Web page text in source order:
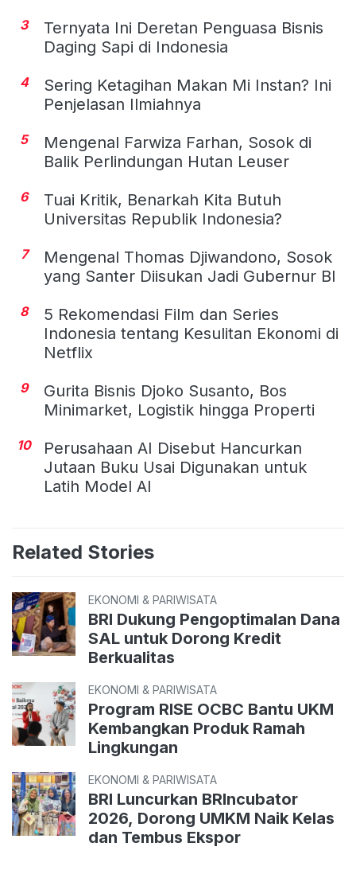
3
Ternyata Ini Deretan Penguasa Bisnis
Daging Sapi di Indonesia
4
Sering Ketagihan Makan Mi Instan? Ini
Penjelasan Ilmiahnya
5
Mengenal Farwiza Farhan, Sosok di
Balik Perlindungan Hutan Leuser
6
Tuai Kritik, Benarkah Kita Butuh
Universitas Republik Indonesia?
7
Mengenal Thomas Djiwandono, Sosok
yang Santer Diisukan Jadi Gubernur BI
8
5 Rekomendasi Film dan Series
Indonesia tentang Kesulitan Ekonomi di
Netflix
9
Gurita Bisnis Djoko Susanto, Bos
Minimarket, Logistik hingga Properti
10
Perusahaan AI Disebut Hancurkan
Jutaan Buku Usai Digunakan untuk
Latih Model AI
Related Stories
EKONOMI & PARIWISATA
BRI Dukung Pengoptimalan Dana
SAL untuk Dorong Kredit
Berkualitas
EKONOMI & PARIWISATA
Program RISE OCBC Bantu UKM
Kembangkan Produk Ramah
Lingkungan
EKONOMI & PARIWISATA
BRI Luncurkan BRIncubator
2026, Dorong UMKM Naik Kelas
dan Tembus Ekspor